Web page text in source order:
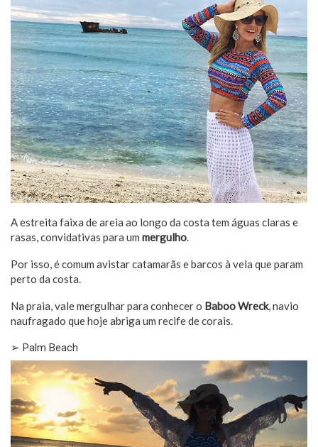
A estreita faixa de areia ao longo da costa tem águas claras e
rasas, convidativas para um mergulho.
Por isso, é comum avistar catamarãs e barcos à vela que param
perto da costa.
Na praia, vale mergulhar para conhecer o Baboo Wreck, navio
naufragado que hoje abriga um recife de corais.
➢ Palm Beach